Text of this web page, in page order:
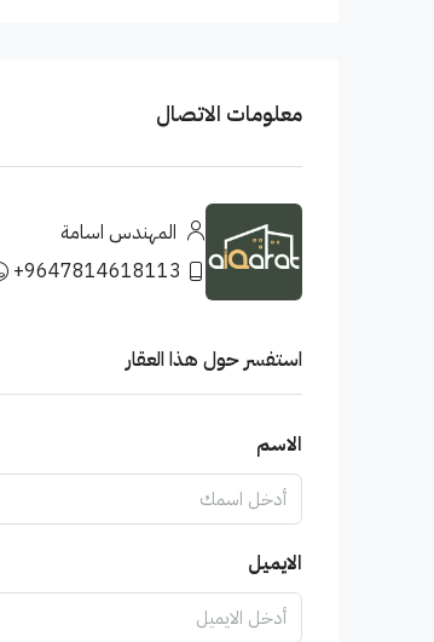
معلومات الاتصال
المهندس اسامة
+9647814618113
استفسر حول هذا العقار
الاسم
الايميل